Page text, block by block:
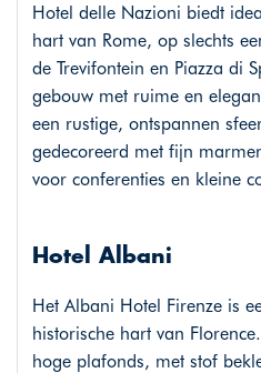
Hotel delle Nazioni biedt
hart van Rome, op slechts
de Trevifontein en Piazza di
gebouw met ruime en
een rustige, ontspannen
gedecoreerd met fijn
voor conferenties en kleine
Hotel Albani
Het Albani Hotel Firenze is
historische hart van
hoge plafonds, met stof